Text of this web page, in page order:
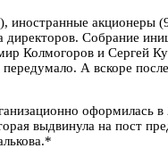
акционеры
директоров. Собрание
Колмогоров и Сергей
А вскоре
оформилась
выдвинула на пост